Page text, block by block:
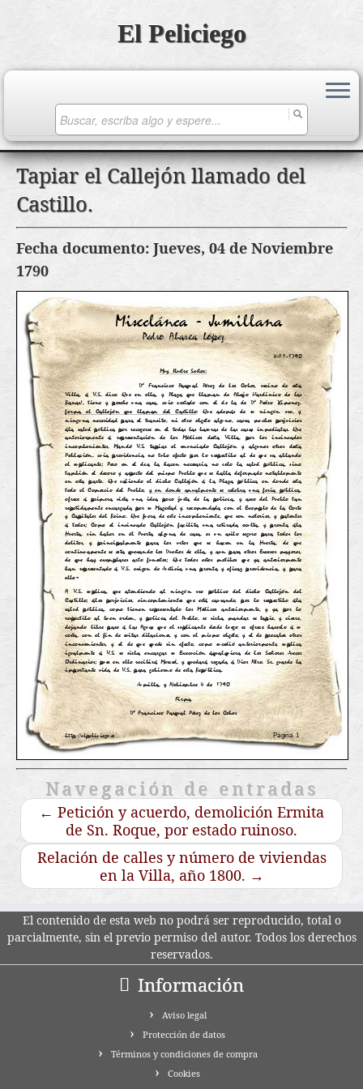
Saltar
contenido
El Peliciego
Tapiar el Callejón llamado del
Castillo.
Fecha documento: Jueves, 04 de Noviembre
1790
Navegación de entradas
← Petición y acuerdo, demolición Ermita
de Sn. Roque, por estado ruinoso.
Relación de calles y número de viviendas
en la Villa, año 1800. →
El contenido de esta web no podrá ser reproducido, total o
parcialmente, sin el previo permiso del autor. Todos los derechos
reservados.
Información
Aviso legal
Protección de datos
Términos y condiciones de compra
Cookies